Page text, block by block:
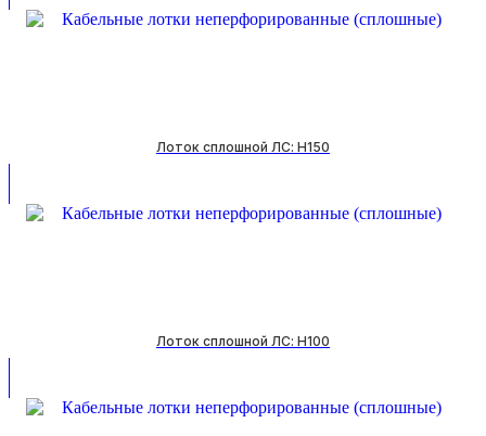
Лоток сплошной ЛС: H150
Лоток сплошной ЛС: H100